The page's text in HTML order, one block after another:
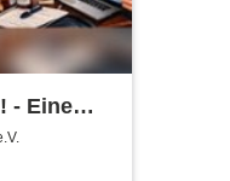
- Eine
Urban